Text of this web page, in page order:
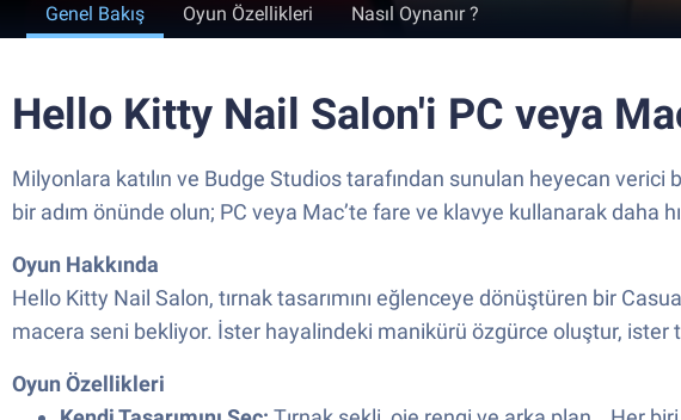
Genel Bakış Oyun Özellikleri Nasıl Oynanır ?
Hello Kitty Nail Salon'i PC veya
Milyonlara katılın ve Budge Studios tarafından sunulan heyecan
bir adım önünde olun; PC veya Mac’te fare ve klavye kullanarak daha
Oyun Hakkında
Hello Kitty Nail Salon, tırnak tasarımını eğlenceye dönüştüren bir
macera seni bekliyor. İster hayalindeki manikürü özgürce oluştur,
Oyun Özellikleri